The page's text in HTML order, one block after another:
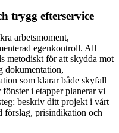
trygg efterservice
arbetsmoment,
egenkontroll. All
metodiskt för att skydda mot
dokumentation,
som klarar både skyfall
i etapper planerar vi
beskriv ditt projekt i vårt
förslag, prisindikation och